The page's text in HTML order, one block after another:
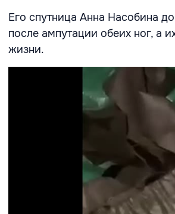
Его спутница Анна Насобина
после ампутации обеих ног, а
жизни.